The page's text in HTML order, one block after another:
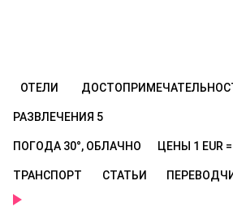
ОТЕЛИ
РАЗВЛЕЧЕНИЯ 5
ПОГОДА 30°, ОБЛАЧНО ЦЕНЫ 1 EUR
ТРАНСПОРТ СТАТЬИ
